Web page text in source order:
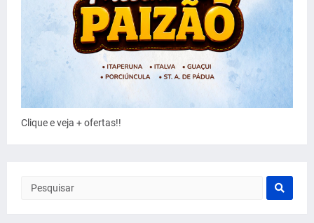
Clique e veja + ofertas!!